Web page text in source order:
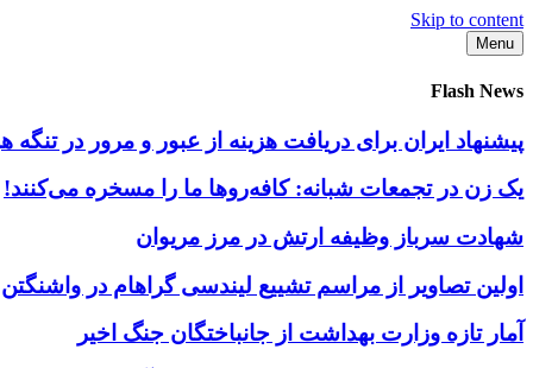
Skip to content
Menu
Flash News
پیشنهاد ایران برای دریافت هزینه از عبور و مرور در
یک زن در تجمعات شبانه: کافه‌روها ما را مسخره می‌کنند!
شهادت سرباز وظیفه ارتش در مرز مریوان
اولین تصاویر از مراسم تشییع لیندسی گراهام در واشنگتن
آمار تازه وزارت بهداشت از جانباختگان جنگ اخیر